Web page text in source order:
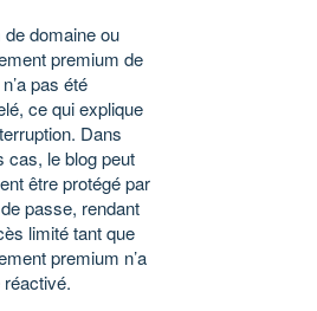
de domaine ou
premium de
pas été
ce qui explique
Dans
cas, le blog peut
être protégé par
passe, rendant
limité tant que
premium n’a